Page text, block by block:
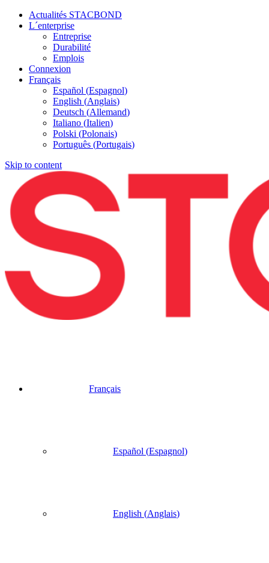
Actualités STACBOND
L´enterprise
Entreprise
Durabilité
Emplois
Connexion
Français
Español (Espagnol)
English (Anglais)
Deutsch (Allemand)
Italiano (Italien)
Polski (Polonais)
Português (Portugais)
Skip to content
Français
Español (Espagnol)
English (Anglais)